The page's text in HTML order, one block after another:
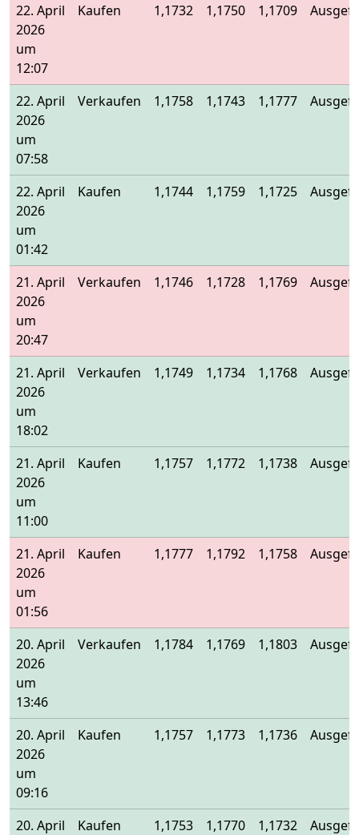
22. April
2026
um
12:07
Kaufen 1,1732 1,1750 1,1709
22. April
2026
um
07:58
Verkaufen 1,1758 1,1743 1,1777
22. April
2026
um
01:42
Kaufen 1,1744 1,1759 1,1725
21. April
2026
um
20:47
Verkaufen 1,1746 1,1728 1,1769
21. April
2026
um
18:02
Verkaufen 1,1749 1,1734 1,1768
21. April
2026
um
11:00
Kaufen 1,1757 1,1772 1,1738
21. April
2026
um
01:56
Kaufen 1,1777 1,1792 1,1758
20. April
2026
um
13:46
Verkaufen 1,1784 1,1769 1,1803
20. April
2026
um
09:16
Kaufen 1,1757 1,1773 1,1736
20. April
Kaufen 1,1753 1,1770 1,1732